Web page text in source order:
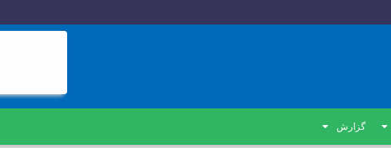
گزارش